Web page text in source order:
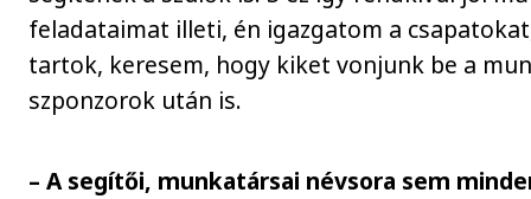
feladataimat illeti, én igazgatom a
tartok, keresem, hogy kiket vonjunk be a
szponzorok után is.
– A segítői, munkatársai névsora sem